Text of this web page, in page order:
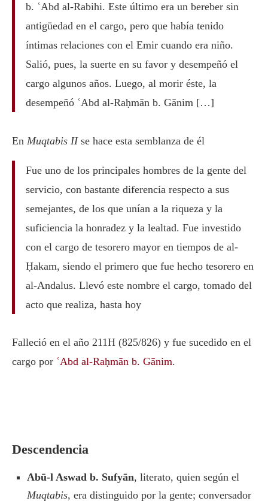
b. ʿAbd al-Rabihi. Este último era un bereber sin
antigüedad en el cargo, pero que había tenido
íntimas relaciones con el Emir cuando era niño.
Salió, pues, la suerte en su favor y desempeñó el
cargo algunos años. Luego, al morir éste, la
desempeñó ʿAbd al-Raḥmān b. Gānim […]
En Muqtabis IIse hace esta semblanza de él
Fue uno de los principales hombres de la gente del
servicio, con bastante diferencia respecto a sus
semejantes, de los que unían a la riqueza y la
suficiencia la honradez y la lealtad. Fue investido
con el cargo de tesorero mayor en tiempos de al-
Ḥakam, siendo el primero que fue hecho tesorero en
al-Andalus. Llevó este nombre el cargo, tomado del
acto que realiza, hasta hoy
Falleció en el año 211H (825/826) y fue sucedido en el
cargo por ʿAbd al-Raḥmān b. Gānim.
Descendencia
Abū-l Aswad b. Sufyān, literato, quien según el
Muqtabis, era distinguido por la gente; conversador